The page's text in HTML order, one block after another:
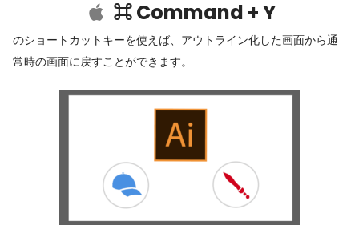
⌘ Command + Y
のショートカットキーを使えば、アウトライン化した画面から通
常時の画面に戻すことができます。